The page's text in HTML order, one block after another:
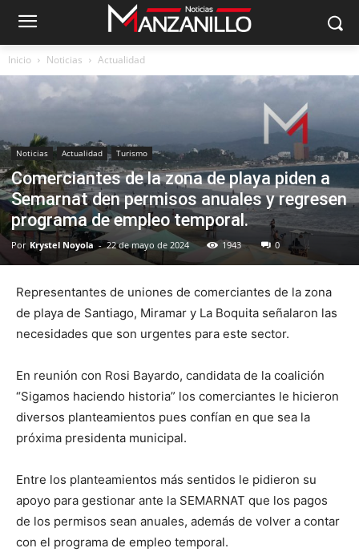
Inicio Noticias Actualidad
Noticias Actualidad Turismo
Comerciantes de la zona de playa piden a
Semarnat den permisos anuales y regresen
programa de empleo temporal.
Por Krystel Noyola - 22 de mayo de 2024 1943 0
Representantes de uniones de comerciantes de la zona
de playa de Santiago, Miramar y La Boquita señalaron las
necesidades que son urgentes para este sector.
En reunión con Rosi Bayardo, candidata de la coalición
“Sigamos haciendo historia” los comerciantes le hicieron
diversos planteamientos pues confían en que sea la
próxima presidenta municipal.
Entre los planteamientos más sentidos le pidieron su
apoyo para gestionar ante la SEMARNAT que los pagos
de los permisos sean anuales, además de volver a contar
con el programa de empleo temporal.